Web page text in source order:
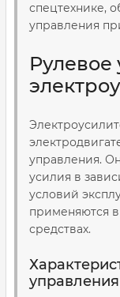
спецтехнике,
управления
Рулевое
управления.
усилия в
условий
применяются
средствах.
управления